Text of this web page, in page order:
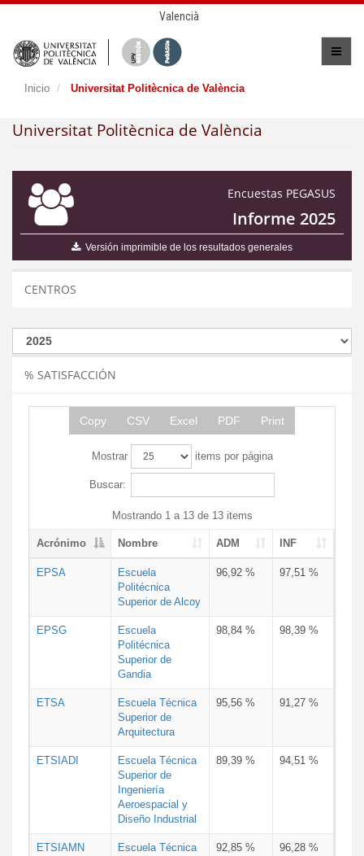
Valencià
Inicio Universitat Politècnica de València
Universitat Politècnica de València
Encuestas PEGASUS
Informe 2025
Versión imprimible de los resultados generales
CENTROS
% SATISFACCIÓN
Copy CSV Excel PDF Print
Mostrar items por página
Buscar:
Mostrando 1 a 13 de 13 items
Acrónimo Nombre ADM INF
EPSA
Escuela
Politécnica
Superior de Alcoy
96,92 % 97,51 %
EPSG
Escuela
Politécnica
Superior de
Gandia
98,84 % 98,39 %
ETSA
Escuela Técnica
Superior de
Arquitectura
95,56 % 91,27 %
ETSIADI
Escuela Técnica
Superior de
Ingeniería
Aeroespacial y
Diseño Industrial
89,39 % 94,51 %
ETSIAMN
Escuela Técnica
92,85 % 96,28 %